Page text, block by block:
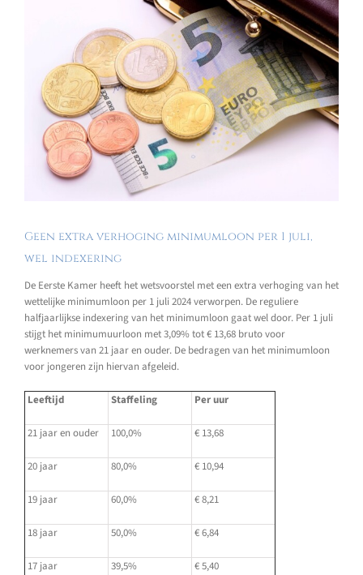
Geen extra verhoging minimumloon per 1 juli,
wel indexering
De Eerste Kamer heeft het wetsvoorstel met een extra verhoging van het
wettelijke minimumloon per 1 juli 2024 verworpen. De reguliere
halfjaarlijkse indexering van het minimumloon gaat wel door. Per 1 juli
stijgt het minimumuurloon met 3,09% tot € 13,68 bruto voor
werknemers van 21 jaar en ouder. De bedragen van het minimumloon
voor jongeren zijn hiervan afgeleid.
Leeftijd Staffeling Per uur
21 jaar en ouder 100,0% € 13,68
20 jaar 80,0% € 10,94
19 jaar 60,0% € 8,21
18 jaar 50,0% € 6,84
17 jaar 39,5% € 5,40